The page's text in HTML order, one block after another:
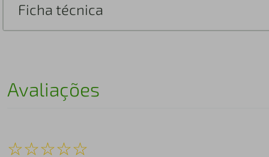
Ficha técnica
Avaliações
☆☆☆☆☆